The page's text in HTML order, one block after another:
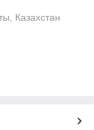
Казахстан